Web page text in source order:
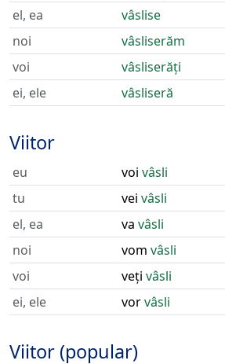
el, ea
vâslise
noi
vâsliserăm
voi
vâsliserăți
ei, ele
vâsliseră
Viitor
eu voi vâsli
tu
vei vâsli
el, ea
va vâsli
noi
vom vâsli
voi
veți vâsli
ei, ele
vorvâsli
Viitor (popular)